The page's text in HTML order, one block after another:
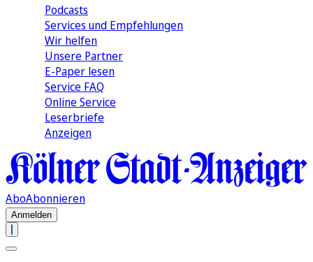
Podcasts
Services und Empfehlungen
Wir helfen
Unsere Partner
E-Paper lesen
Service FAQ
Online Service
Leserbriefe
Anzeigen
AboAbonnieren
Anmelden